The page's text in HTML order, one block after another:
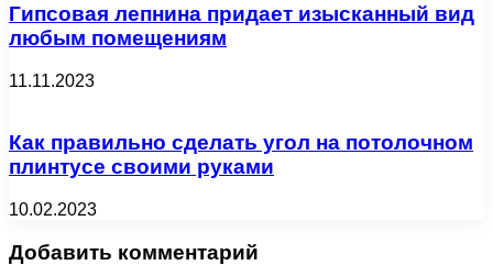
Гипсовая лепнина придает изысканный вид
любым помещениям
11.11.2023
Как правильно сделать угол на потолочном
плинтусе своими руками
10.02.2023
Добавить комментарий